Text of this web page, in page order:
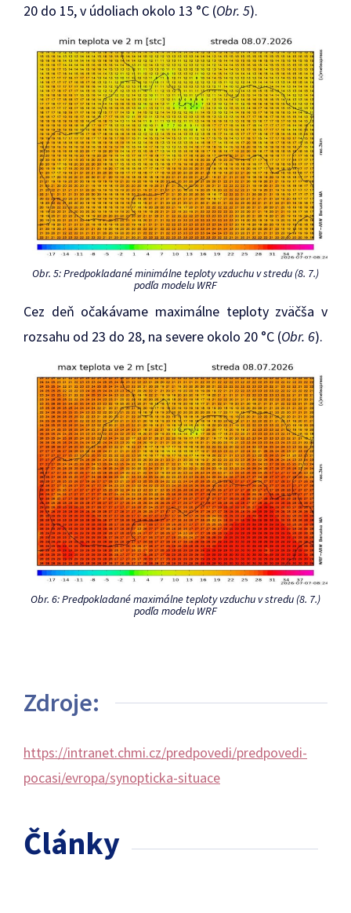
20 do 15, v údoliach okolo 13 °C (Obr. 5).
Obr. 5: Predpokladané minimálne teploty vzduchu v stredu (8. 7.)
podľa modelu WRF
Cez deň očakávame maximálne teploty zväčša v
rozsahu od 23 do 28, na severe okolo 20 °C (Obr. 6).
Obr. 6: Predpokladané maximálne teploty vzduchu v stredu (8. 7.)
podľa modelu WRF
Zdroje:
https://intranet.chmi.cz/predpovedi/predpovedi-
pocasi/evropa/synopticka-situace
Články